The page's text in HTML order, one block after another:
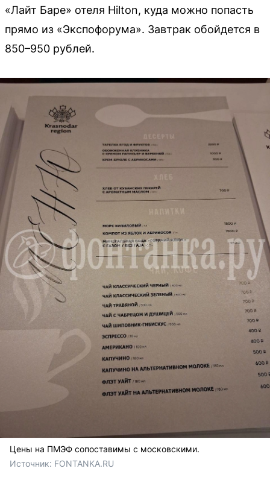
«Лайт Баре» отеля Hilton, куда можно попасть
прямо из «Экспофорума». Завтрак обойдется в
850–950 рублей.
Цены на ПМЭФ сопоставимы с московскими.
Источник: FONTANKA.RU